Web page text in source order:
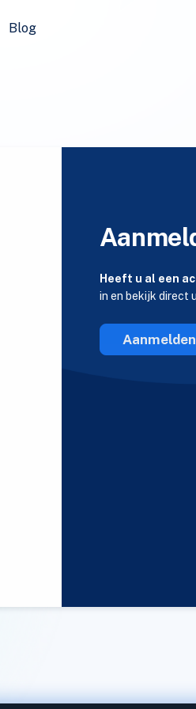
Blog
Heeft u al een
in en bekijk direct
Aanmelden